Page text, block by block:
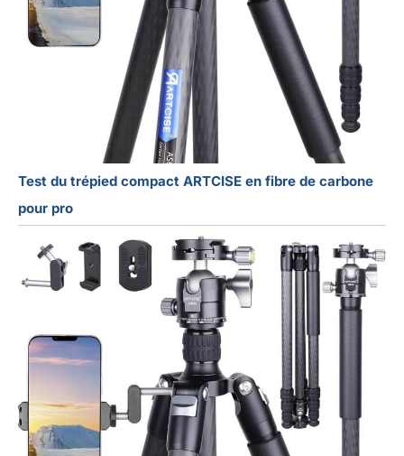
Test du trépied compact ARTCISE en fibre de carbone
pour pro